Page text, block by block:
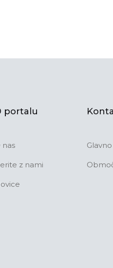
portalu
nas
z nami